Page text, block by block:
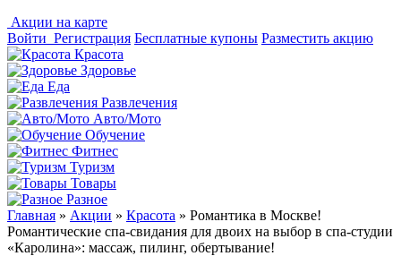
Акции на карте
Войти Регистрация Бесплатные купоны Разместить акцию
Красота
Здоровье
Еда
Развлечения
Авто/Мото
Обучение
Фитнес
Туризм
Товары
Разное
Главная » Акции » Красота » Романтика в Москве!
Романтические спа-свидания для двоих на выбор в спа-студии
«Каролина»: массаж, пилинг, обертывание!